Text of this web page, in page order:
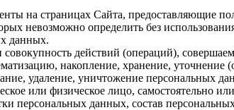
на страницах Сайта, предоставляющие
невозможно определить без
данных.
действий (операций),
накопление, хранение, уточнение
удаление, уничтожение персональных
или физическое лицо, самостоятельно
персональных данных, состав